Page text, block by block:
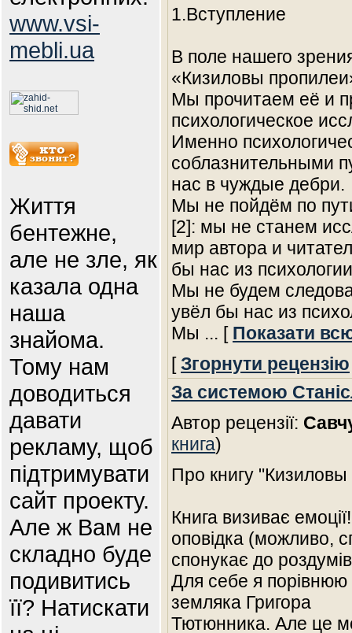
www.vsi-
mebli.ua
Життя
бентежне,
але не зле, як
казала одна
наша
знайома.
Тому нам
доводиться
давати
рекламу, щоб
підтримувати
сайт проекту.
Але ж Вам не
складно буде
подивитись
її? Натискати
1.Вступление
В поле нашего
«Кизиловы
Мы прочитаем её и
психологическое
Именно
соблазнительными
нас в чуждые дебри.
Мы не пойдём по
[2]: мы не станем
мир автора и
бы нас из
Мы не будем
увёл бы нас из
Мы ... [ Показати
[Згорнути рецензію
За системою
Автор рецензії:
книга)
Про книгу
Книга визиває
оповідка (можливо,
спонукає до
Для себе я порівнюю
земляка Григора
Тютюнника. Але це